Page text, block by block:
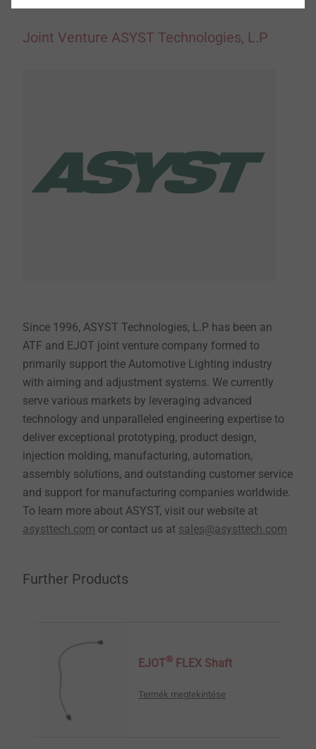
Joint Venture ASYST Technologies, L.P
Since 1996, ASYST Technologies, L.P has been an
ATF and EJOT joint venture company formed to
primarily support the Automotive Lighting industry
with aiming and adjustment systems. We currently
serve various markets by leveraging advanced
technology and unparalleled engineering expertise to
deliver exceptional prototyping, product design,
injection molding, manufacturing, automation,
assembly solutions, and outstanding customer service
and support for manufacturing companies worldwide.
To learn more about ASYST, visit our website at
asysttech.com or contact us at sales@asysttech.com
Further Products
EJOT®FLEX Shaft
Termék megtekintése